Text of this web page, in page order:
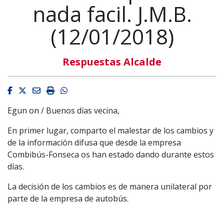
nada facil. J.M.B.
(12/01/2018)
Respuestas Alcalde
Facebook
Twitter
EmailImprimirWhatsapp
Egun on / Buenos días vecina,
En primer lugar, comparto el malestar de los cambios y
de la información difusa que desde la empresa
Combibús-Fonseca os han estado dando durante estos
días.
La decisión de los cambios es de manera unilateral por
parte de la empresa de autobús.